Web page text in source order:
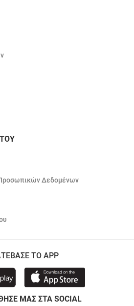
Δεδομένων
ΤΟ APP
ΜΑΣ ΣΤΑ SOCIAL